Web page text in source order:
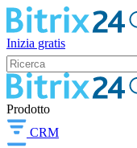
Inizia gratis
Prodotto
CRM